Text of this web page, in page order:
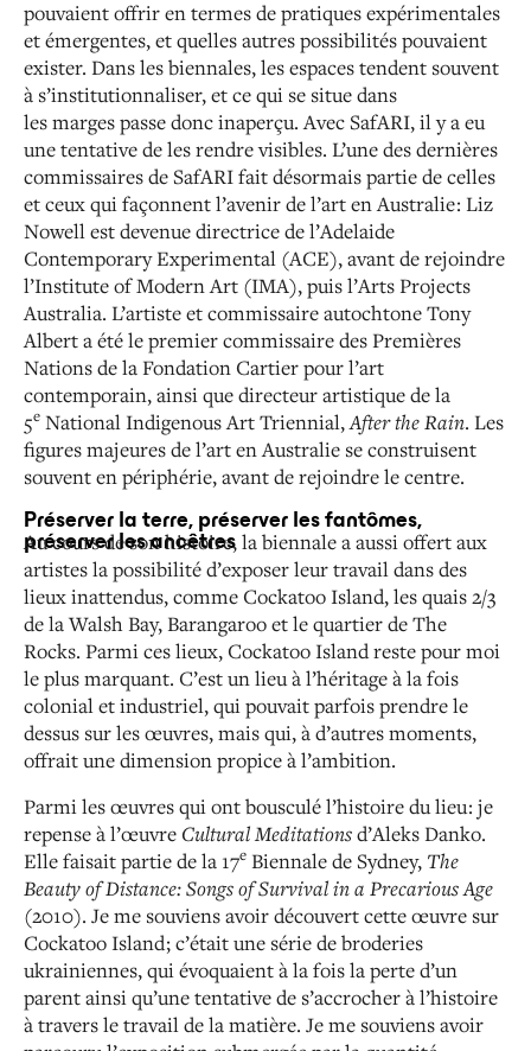
pouvaient offrir en termes de pratiquesexpérimentales
et émergentes, et quelles autres possibilitéspouvaient
exister. Dans les biennales, les espaces tendent souvent
à s’institutionnaliser, et ce qui se situe dans
les marges passe donc inaperçu. Avec SafARI, il y a eu
unetentative de les rendre visibles. L’une des dernières
commissaires de SafARI fait désormais partie de celles
etceux qui façonnent l’avenir de l’art en Australie : Liz
Nowellest devenue directrice de l’Adelaide
ContemporaryExperimental (ACE), avant de rejoindre
l’Institute of ModernArt (IMA), puis l’Arts Projects
Australia. L’artiste et commissaire autochtone Tony
Albert a été le premiercommissaire des Premières
Nations de la FondationCartier pour l’art
contemporain, ainsi que directeur artistiquede la
5e National Indigenous Art Triennial,After the Rain. Les
figures majeures de l’art en Australie se construisent
souvent en périphérie, avant de rejoindre le centre.
Préserver la terre, préserver les fantômes,
préserver les ancêtres
Au cours de son histoire, la biennale a aussi offert aux
artistes la possibilité d’exposer leur travail dans des
lieux inattendus, comme Cockatoo Island, les quais 2/3
de laWalsh Bay, Barangaroo et le quartier de The
Rocks. Parmices lieux, Cockatoo Island reste pour moi
le plus marquant. C’est un lieu à l’héritage à la fois
colonial et industriel, qui pouvait parfois prendre le
dessus sur les œuvres, maisqui, à d’autres moments,
offrait une dimension propice à l’ambition.
Parmi les œuvres qui ont bousculé l’histoire du lieu : je
repense à l’œuvre Cultural Meditationsd’Aleks Danko.
Ellefaisait partie de la 17e Biennale de Sydney, The
Beauty ofDistance: Songs of Survival in a Precarious Age
(2010). Je me souviens avoir découvert cette œuvre sur
Cockatoo Island ;c’était une série de broderies
ukrainiennes, qui évoquaientà la fois la perte d’un
parent ainsi qu’une tentative de s’accrocher à l’histoire
à travers le travail de la matière. Je me souviens avoir